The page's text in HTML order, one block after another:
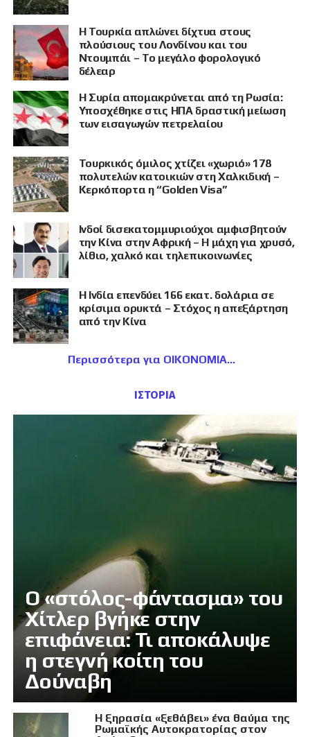
Η Τουρκία απλώνει δίχτυα στους
πλούσιους του Λονδίνου και του
Ντουμπάι – Το μεγάλο φορολογικό
δέλεαρ
Η Συρία απομακρύνεται από τη Ρωσία:
Υποσχέθηκε στις ΗΠΑ δραστική μείωση
των εισαγωγών πετρελαίου
Τουρκικός όμιλος χτίζει «χωριό» 178
πολυτελών κατοικιών στη Χαλκιδική –
Κερκόπορτα η “Golden Visa”
Ινδοί δισεκατομμυριούχοι αμφισβητούν
την Κίνα στην Αφρική – Η μάχη για χρυσό,
λίθιο, χαλκό και τηλεπικοινωνίες
Η Ινδία επενδύει 166 εκατ. δολάρια σε
κρίσιμα ορυκτά – Στόχος η απεξάρτηση
από την Κίνα
Περισσότερα για ΟΙΚΟΝΟΜΙΑ
ΙΣΤΟΡΙΑ
Ο «στόλος-φάντασμα» του
Χίτλερ βγήκε στην
επιφάνεια: Τι αποκάλυψε
η στεγνή κοίτη του
Δούναβη
Η ξηρασία «ξεθάβει» ένα θαύμα της
Ρωμαϊκής Αυτοκρατορίας στον